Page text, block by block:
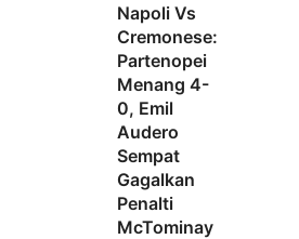
Napoli Vs
Cremonese:
Partenopei
Menang 4-
0, Emil
Audero
Sempat
Gagalkan
Penalti
McTominay